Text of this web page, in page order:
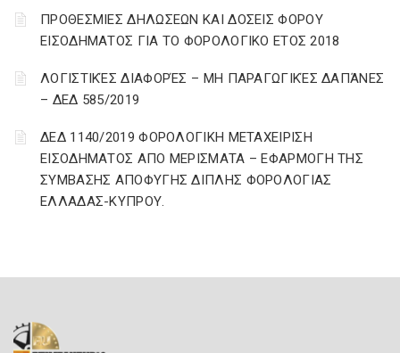
ΠΡΟΘΕΣΜΙΕΣ ΔΗΛΩΣΕΩΝ ΚΑΙ ΔΟΣΕΙΣ ΦΟΡΟΥ
ΕΙΣΟΔΗΜΑΤΟΣ ΓΙΑ ΤΟ ΦΟΡΟΛΟΓΙΚΟ ΕΤΟΣ 2018
ΛΟΓΙΣΤΙΚΈΣ ΔΙΑΦΟΡΈΣ – ΜΗ ΠΑΡΑΓΩΓΙΚΈΣ ΔΑΠΆΝΕΣ
– ΔΕΔ 585/2019
ΔΕΔ 1140/2019 ΦΟΡΟΛΟΓΙΚΗ ΜΕΤΑΧΕΙΡΙΣΗ
ΕΙΣΟΔΗΜΑΤΟΣ ΑΠΟ ΜΕΡΙΣΜΑΤΑ – ΕΦΑΡΜΟΓΗ ΤΗΣ
ΣΥΜΒΑΣΗΣ ΑΠΟΦΥΓΗΣ ΔΙΠΛΗΣ ΦΟΡΟΛΟΓΙΑΣ
ΕΛΛΑΔΑΣ-ΚΥΠΡΟΥ.